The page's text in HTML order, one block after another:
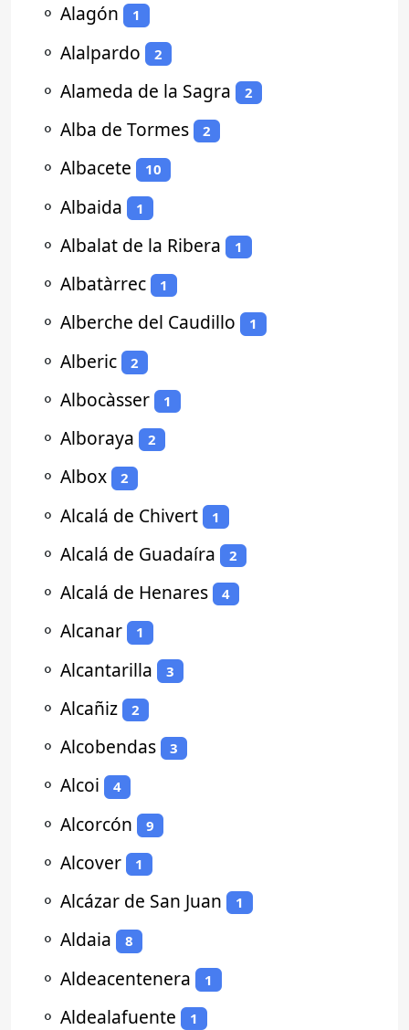
⚬ Alagón 1
⚬ Alalpardo 2
⚬ Alameda de la Sagra 2
⚬ Alba de Tormes 2
⚬ Albacete 10
⚬ Albaida 1
⚬ Albalat de la Ribera 1
⚬ Albatàrrec 1
⚬ Alberche del Caudillo 1
⚬ Alberic 2
⚬ Albocàsser 1
⚬ Alboraya 2
⚬ Albox 2
⚬ Alcalá de Chivert 1
⚬ Alcalá de Guadaíra 2
⚬ Alcalá de Henares 4
⚬ Alcanar 1
⚬ Alcantarilla 3
⚬ Alcañiz 2
⚬ Alcobendas 3
⚬ Alcoi 4
⚬ Alcorcón 9
⚬ Alcover 1
⚬ Alcázar de San Juan 1
⚬ Aldaia 8
⚬ Aldeacentenera 1
⚬ Aldealafuente 1